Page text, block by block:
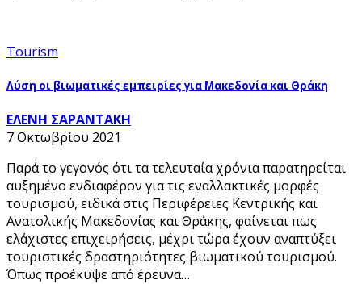
Tourism
Λύση οι βιωματικές εμπειρίες για Μακεδονία και Θράκη
ΕΛΕΝΗ ΣΑΡΑΝΤΑΚΗ
7 Οκτωβρίου 2021
Παρά το γεγονός ότι τα τελευταία χρόνια παρατηρείται
αυξημένο ενδιαφέρον για τις εναλλακτικές μορφές
τουρισμού, ειδικά στις Περιφέρειες Κεντρικής και
Ανατολικής Μακεδονίας και Θράκης, φαίνεται πως
ελάχιστες επιχειρήσεις, μέχρι τώρα έχουν αναπτύξει
τουριστικές δραστηριότητες βιωματικού τουρισμού.
Όπως προέκυψε από έρευνα…